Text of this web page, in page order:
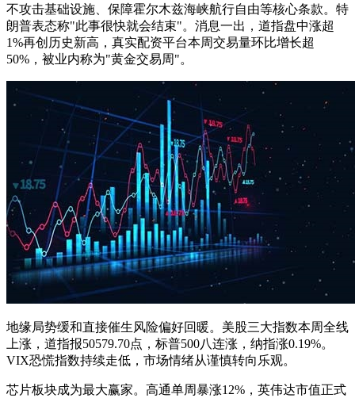
不攻击基础设施、保障霍尔木兹海峡航行自由等核心条款。特
朗普表态称"此事很快就会结束"。消息一出，道指盘中涨超
1%再创历史新高，真实配资平台本周交易量环比增长超
50%，被业内称为"黄金交易周"。
地缘局势缓和直接催生风险偏好回暖。美股三大指数本周全线
上涨，道指报50579.70点，标普500八连涨，纳指涨0.19%。
VIX恐慌指数持续走低，市场情绪从谨慎转向乐观。
芯片板块成为最大赢家。高通单周暴涨12%，英伟达市值正式